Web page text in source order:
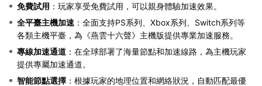
免費試用 ：玩家享受免費試用，可以親身體驗加速效果。
全平臺主機加速 ：全面支持PS系列、Xbox系列、Switch系列等
各類主機平臺，為《燕雲十六聲》主機版提供專業加速服務。
專線加速通道 ：在全球部署了海量節點和加速線路，為主機玩家
提供專屬加速通道。
智能節點選擇 ：根據玩家的地理位置和網絡狀況，自動匹配最優